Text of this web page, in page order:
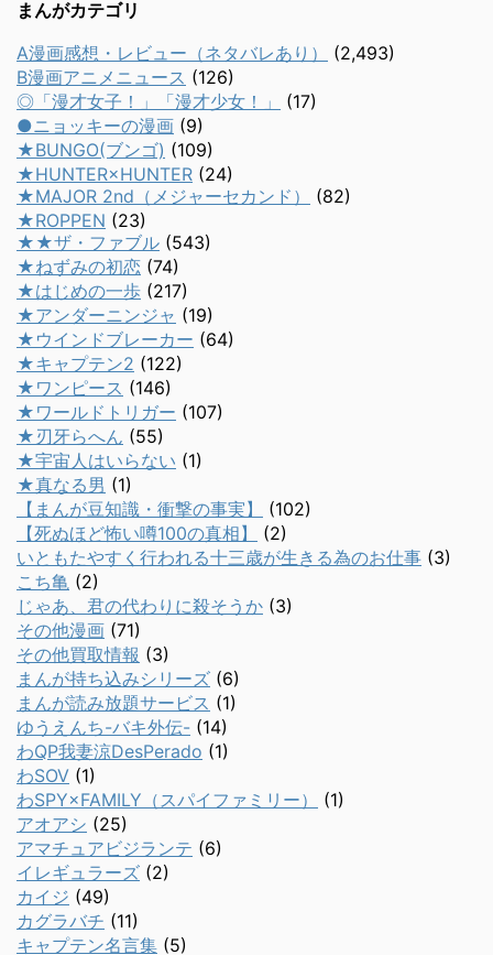
まんがカテゴリ
A漫画感想・レビュー（ネタバレあり）
(2,493)
B漫画アニメニュース (126)
◎「漫才女子！」「漫才少女！」
(17)
●ニョッキーの漫画 (9)
★BUNGO(ブンゴ) (109)
★HUNTER×HUNTER (24)
★MAJOR 2nd（メジャーセカンド）
(82)
★ROPPEN (23)
★★ザ・ファブル (543)
★ねずみの初恋 (74)
★はじめの一歩 (217)
★アンダーニンジャ (19)
★ウインドブレーカー (64)
★キャプテン2 (122)
★ワンピース (146)
★ワールドトリガー (107)
★刃牙らへん (55)
★宇宙人はいらない (1)
★真なる男 (1)
【まんが豆知識・衝撃の事実】
(102)
【死ぬほど怖い噂100の真相】
(2)
いともたやすく行われる十三歳が生きる為のお仕事 (3)
こち亀 (2)
じゃあ、君の代わりに殺そうか (3)
その他漫画 (71)
その他買取情報 (3)
まんが持ち込みシリーズ (6)
まんが読み放題サービス (1)
ゆうえんち-バキ外伝- (14)
わQP我妻涼DesPerado (1)
わSOV (1)
わSPY×FAMILY（スパイファミリー）
(1)
アオアシ (25)
アマチュアビジランテ (6)
イレギュラーズ (2)
カイジ (49)
カグラバチ (11)
キャプテン名言集 (5)